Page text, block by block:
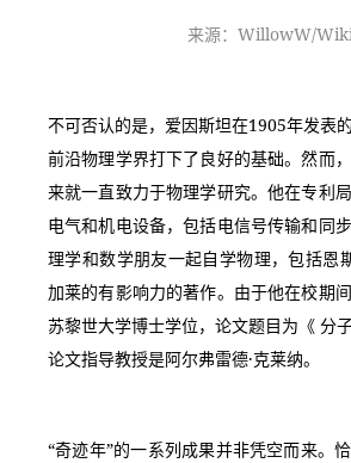
来源：WillowW/
不可否认的是，爱因斯坦在1905年发表
前沿物理学界打下了良好的基础。然而
来就一直致力于物理学研究。他在专利
电气和机电设备，包括电信号传输和同
理学和数学朋友一起自学物理，包括恩
加莱的有影响力的著作。由于他在校期
苏黎世大学博士学位，论文题目为《 分
论文指导教授是阿尔弗雷德·克莱纳。
“奇迹年”的一系列成果并非凭空而来。